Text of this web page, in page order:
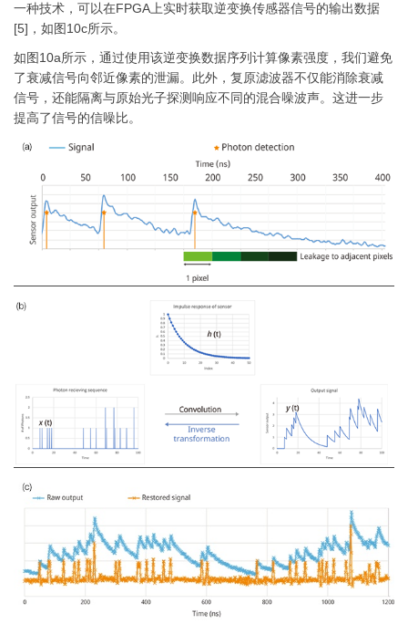
一种技术，可以在FPGA上实时获取逆变换传感器信号的输出数据
[5]，如图10c所示。
如图10a所示，通过使用该逆变换数据序列计算像素强度，我们避免
了衰减信号向邻近像素的泄漏。此外，复原滤波器不仅能消除衰减
信号，还能隔离与原始光子探测响应不同的混合噪波声。这进一步
提高了信号的信噪比。